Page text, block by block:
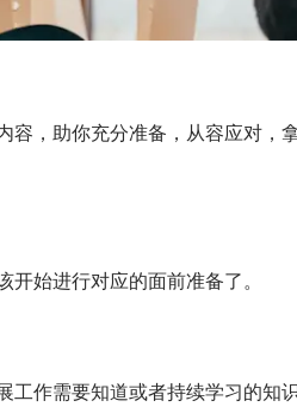
，助你充分准备，从容应对，
始进行对应的面前准备了。
工作需要知道或者持续学习的知